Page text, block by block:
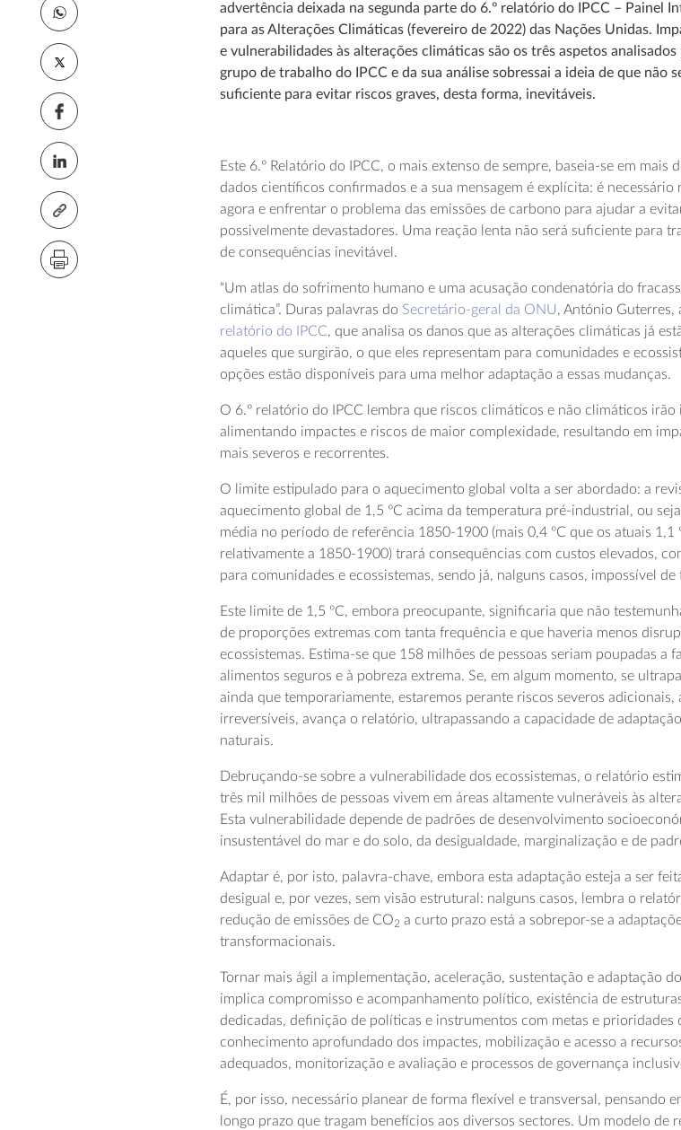
advertência deixada na segunda parte do 6.º relatório do IPCC – Painel
para as Alterações Climáticas (fevereiro de 2022) das Nações Unidas.
e vulnerabilidades às alterações climáticas são os três aspetos analisados
grupo de trabalho do IPCC e da sua análise sobressai a ideia de que não
suficiente para evitar riscos graves, desta forma, inevitáveis.
Este 6.º Relatório do IPCC, o mais extenso de sempre, baseia-se em mais
dados científicos confirmados e a sua mensagem é explícita: é necessário
agora e enfrentar o problema das emissões de carbono para ajudar a
possivelmente devastadores. Uma reação lenta não será suficiente para
de consequências inevitável.
“Um atlas do sofrimento humano e uma acusação condenatória do
climática”. Duras palavras do Secretário-geral da ONU, António Guterres,
relatório do IPCC, que analisa os danos que as alterações climáticas já
aqueles que surgirão, o que eles representam para comunidades e
opções estão disponíveis para uma melhor adaptação a essas mudanças.
O 6.º relatório do IPCC lembra que riscos climáticos e não climáticos irão
alimentando impactes e riscos de maior complexidade, resultando em
mais severos e recorrentes.
O limite estipulado para o aquecimento global volta a ser abordado: a
aquecimento global de 1,5 ºC acima da temperatura pré-industrial, ou
média no período de referência 1850-1900 (mais 0,4 ºC que os atuais 1,1
relativamente a 1850-1900) trará consequências com custos elevados,
para comunidades e ecossistemas, sendo já, nalguns casos, impossível de
Este limite de 1,5 ºC, embora preocupante, significaria que não
de proporções extremas com tanta frequência e que haveria menos
ecossistemas. Estima-se que 158 milhões de pessoas seriam poupadas a
alimentos seguros e à pobreza extrema. Se, em algum momento, se
ainda que temporariamente, estaremos perante riscos severos adicionais,
irreversíveis, avança o relatório, ultrapassando a capacidade de
naturais.
Debruçando-se sobre a vulnerabilidade dos ecossistemas, o relatório
três mil milhões de pessoas vivem em áreas altamente vulneráveis às
Esta vulnerabilidade depende de padrões de desenvolvimento
insustentável do mar e do solo, da desigualdade, marginalização e de
Adaptar é, por isto, palavra-chave, embora esta adaptação esteja a ser
desigual e, por vezes, sem visão estrutural: nalguns casos, lembra o
redução de emissões de CO2 a curto prazo está a sobrepor-se a
transformacionais.
Tornar mais ágil a implementação, aceleração, sustentação e adaptação
implica compromisso e acompanhamento político, existência de
dedicadas, definição de políticas e instrumentos com metas e prioridades
conhecimento aprofundado dos impactes, mobilização e acesso a
adequados, monitorização e avaliação e processos de governança
É, por isso, necessário planear de forma flexível e transversal, pensando
longo prazo que tragam benefícios aos diversos sectores. Um modelo de